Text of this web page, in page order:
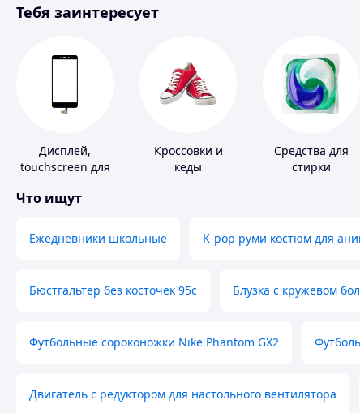
Спорт и отдых
Тебя заинтересует
Дисплей,
touchscreen для
Кроссовки и
кеды
Средства для
стирки
Что ищут
Ежедневники школьные K-pop руми костюм для
Бюстгальтер без косточек 95с Блузка с кружевом
Футбольные сороконожки Nike Phantom GX2
Двигатель с редуктором для настольного вентилятора